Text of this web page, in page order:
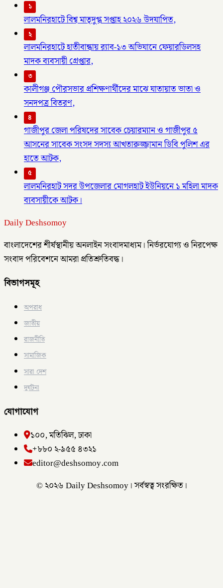
১
লালমনিরহাটে বিশ্ব মাতৃদুগ্ধ সপ্তাহ ২০২৬ উদযাপিত,
২
লালমনিরহাটে হাতীবান্ধায় র‌্যাব-১৩ অভিযানে ফেয়ারডিলসহ
মাদক ব্যবসায়ী গ্রেপ্তার,
৩
কালীগঞ্জ পৌরসভার প্রশিক্ষণার্থীদের মাঝে যাতায়াত ভাতা ও
সনদপত্র বিতরণ,
৪
গাজীপুর জেলা পরিষদের সাবেক চেয়ারম্যান ও গাজীপুর ৫
আসনের সাবেক সংসদ সদস্য আখতারুজ্জামান ডিবি পুলিশ এর
হাতে আটক,
৫
লালমনিরহাট সদর উপজেলার মোগলহাট ইউনিয়নে ১ মহিলা মাদক
ব্যবসায়ীকে আটক।
Daily Deshsomoy
বাংলাদেশের শীর্ষস্থানীয় অনলাইন সংবাদমাধ্যম। নির্ভরযোগ্য ও নিরপেক্ষ
সংবাদ পরিবেশনে আমরা প্রতিশ্রুতিবদ্ধ।
বিভাগসমূহ
অপরাধ
জাতীয়
রাজনীতি
সামাজিক
সারা দেশ
দুর্ঘটনা
যোগাযোগ
১০০, মতিঝিল, ঢাকা
+৮৮০ ২-৯৫৫ ৪৩২১
editor@deshsomoy.com
© ২০২৬ Daily Deshsomoy। সর্বস্বত্ব সংরক্ষিত।